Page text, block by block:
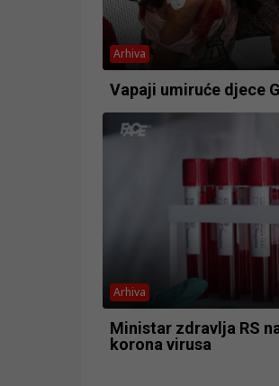
Arhiva
Vapaji umiruće djece
Arhiva
Ministar zdravlja RS
korona virusa